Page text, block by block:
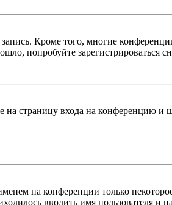
Кроме того, многие
попробуйте зарегистрироваться
на страницу входа на конференцию и
на конференции только
вводить имя пользователя